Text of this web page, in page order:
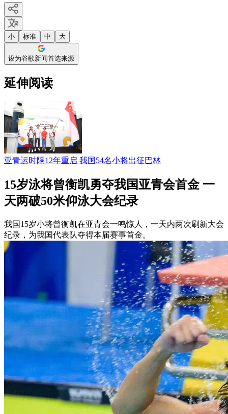
小 标准 中 大
设为谷歌新闻首选来源
延伸阅读
亚青运时隔12年重启 我国54名小将出征巴林
15岁泳将曾衡凯勇夺我国亚青会首金 一
天两破50米仰泳大会纪录
我国15岁小将曾衡凯在亚青会一鸣惊人，一天内两次刷新大会
纪录，为我国代表队夺得本届赛事首金。